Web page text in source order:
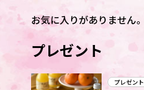
お気に入りがありません。
プレゼント
プレゼント